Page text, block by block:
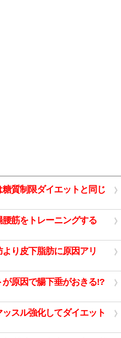
質制限ダイエットと同じ
腰筋をトレーニングする
り皮下脂肪に原因アリ
原因で腸下垂がおきる!?
スル強化してダイエット